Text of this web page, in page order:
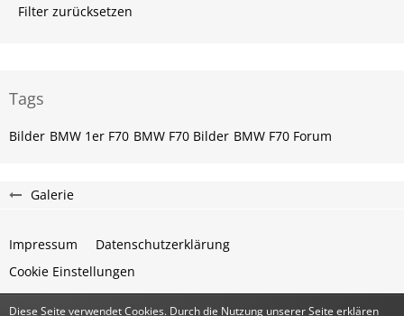
Filter zurücksetzen
Tags
Bilder BMW 1er F70 BMW F70 Bilder BMW F70 Forum
Galerie
Impressum
Datenschutzerklärung
Cookie Einstellungen
Diese Seite verwendet Cookies. Durch die Nutzung unserer Seite erklären